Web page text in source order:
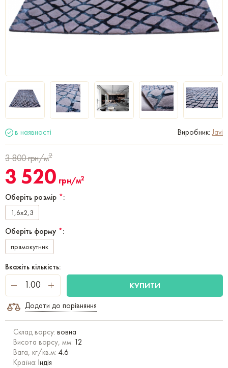
в наявності Виробник:Javi
3 800грн/м2
3 520 грн/м2
Оберіть розмір *:
1,6x2,3
Оберіть форму *:
прямокутник
Вкажіть кількість:
КУПИТИ
Додати до порівняння
Склад ворсу: вовна
Висота ворсу, мм: 12
Вага, кг/кв.м: 4.6
Країна: Індія